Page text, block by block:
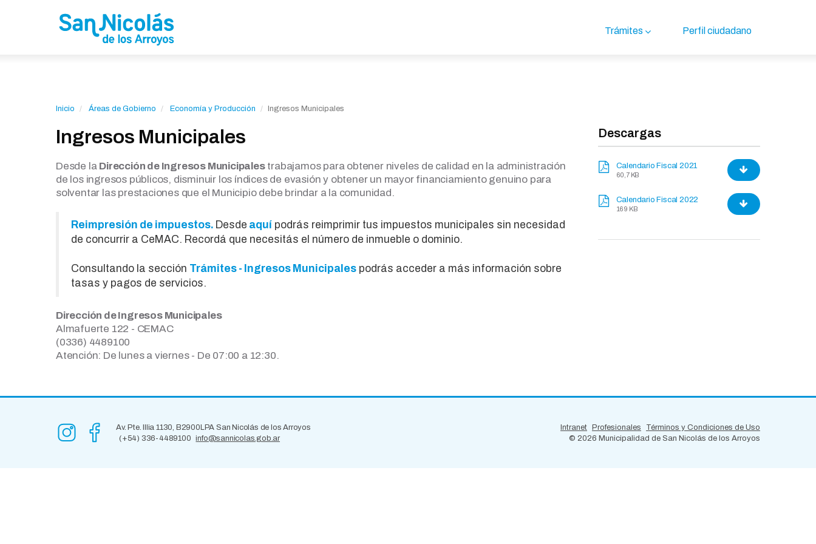
Trámites Perfil ciudadano
Inicio Áreas de Gobierno Economía y Producción Ingresos Municipales
Ingresos Municipales
Desde la Dirección de Ingresos Municipalestrabajamos para obtener niveles de calidad en la administración
de los ingresos públicos, disminuir los índices de evasión y obtener un mayor financiamiento genuino para
solventar las prestaciones que el Municipio debe brindar a la comunidad.
Reimpresión de impuestos. Desde aquí podrás reimprimir tus impuestos municipales sin necesidad
de concurrir a CeMAC. Recordá que necesitás el número de inmueble o dominio.
Consultando la sección Trámites - Ingresos Municipales podrás acceder a más información sobre
tasas y pagos de servicios.
Dirección de Ingresos Municipales
Almafuerte 122 - CEMAC
(0336) 4489100
Atención: De lunes a viernes - De 07:00 a 12:30.
Descargas
Calendario Fiscal 2021
60,7 KB
Calendario Fiscal 2022
169 KB
Av. Pte. Illia 1130, B2900LPA San Nicolás de los Arroyos
(+54) 336-4489100
info@sannicolas.gob.ar
Intranet Profesionales
Términos y Condiciones de Uso
© 2026 Municipalidad de San Nicolás de los Arroyos